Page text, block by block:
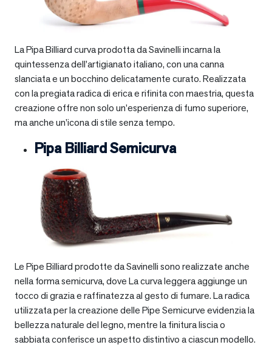
La Pipa Billiard curva prodotta da Savinelli incarna la
quintessenza dell’artigianato italiano, con una canna
slanciata e un bocchino delicatamente curato. Realizzata
con la pregiata radica di erica e rifinita con maestria, questa
creazione offre non solo un’esperienza di fumo superiore,
ma anche un’icona di stile senza tempo.
Pipa Billiard Semicurva
Le Pipe Billiard prodotte da Savinelli sono realizzate anche
nella forma semicurva, dove La curva leggera aggiunge un
tocco di grazia e raffinatezza al gesto di fumare. La radica
utilizzata per la creazione delle Pipe Semicurve evidenzia la
bellezza naturale del legno, mentre la finitura liscia o
sabbiata conferisce un aspetto distintivo a ciascun modello.